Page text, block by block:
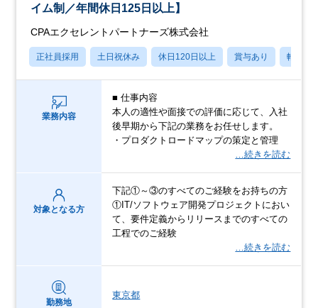
イム制／年間休日125日以上】
CPAエクセレントパートナーズ株式会社
正社員採用 土日祝休み 休日120日以上 賞与あり 転勤な
業務内容
■ 仕事内容
本人の適性や面接での評価に応じて、入社
後早期から下記の業務をお任せします。
・プロダクトロードマップの策定と管理
…続きを読む
対象となる方
下記①～③のすべてのご経験をお持ちの方
①IT/ソフトウェア開発プロジェクトにおい
て、要件定義からリリースまでのすべての
工程でのご経験
…続きを読む
勤務地
東京都